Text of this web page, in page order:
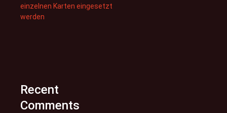
einzelnen Karten eingesetzt
werden
Recent
Comments